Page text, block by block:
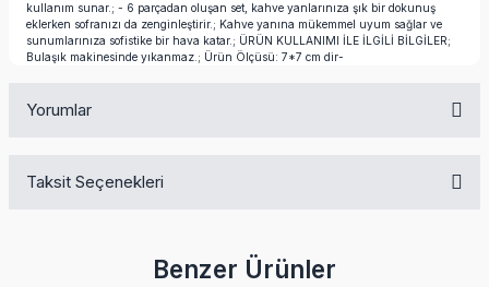
kullanım sunar.; - 6 parçadan oluşan set, kahve yanlarınıza şık bir dokunuş
eklerken sofranızı da zenginleştirir.; Kahve yanına mükemmel uyum sağlar ve
sunumlarınıza sofistike bir hava katar.; ÜRÜN KULLANIMI İLE İLGİLİ BİLGİLER;
Bulaşık makinesinde yıkanmaz.; Ürün Ölçüsü: 7*7 cm dir-
Yorumlar
Yorum Yaz
Taksit Seçenekleri
Benzer Ürünler